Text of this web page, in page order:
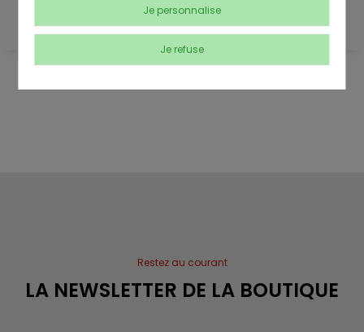
Restez au courant
LA NEWSLETTER DE LA BOUTIQUE
Je personnalise
Je refuse